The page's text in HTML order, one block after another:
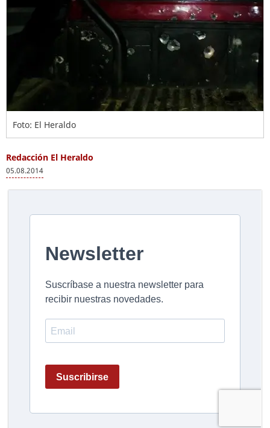
Foto: El Heraldo
Redacción El Heraldo
05.08.2014